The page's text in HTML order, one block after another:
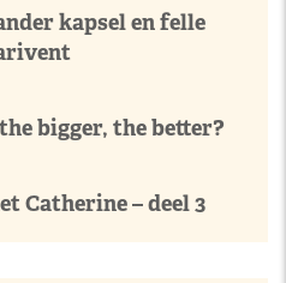
kapsel en felle
bigger, the better?
Catherine – deel 3